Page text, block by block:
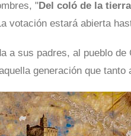
"Del coló de la tierra
votación estará abierta
a sus padres, al pueblo
generación que tanto